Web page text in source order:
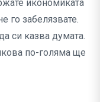
икономиката
го забелязвате.
си казва думата.
по-голяма ще